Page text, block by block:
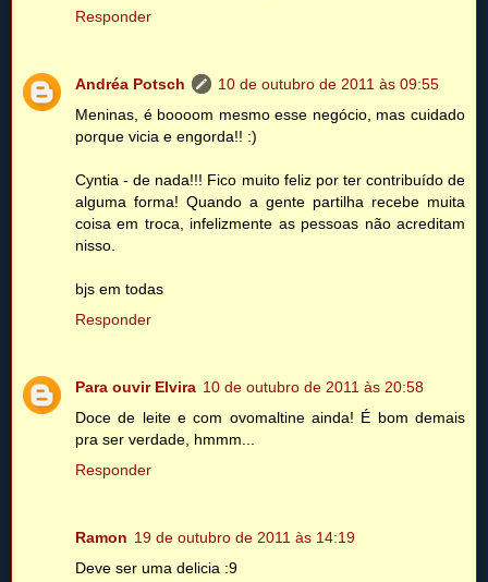
Responder
Andréa Potsch
10 de outubro de 2011 às 09:55
Meninas, é boooom mesmo esse negócio, mas cuidado
porque vicia e engorda!! :)
Cyntia - de nada!!! Fico muito feliz por ter contribuído de
alguma forma! Quando a gente partilha recebe muita
coisa em troca, infelizmente as pessoas não acreditam
nisso.
bjs em todas
Responder
Para ouvir Elvira 10 de outubro de 2011 às 20:58
Doce de leite e com ovomaltine ainda! É bom demais
pra ser verdade, hmmm...
Responder
Ramon 19 de outubro de 2011 às 14:19
Deve ser uma delicia :9